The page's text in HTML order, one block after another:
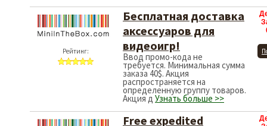
Рейтинг:
Бесплатная доставка
аксессуаров для
видеоигр!
Ввод промо-кода не
требуется. Минимальная сумма
заказа 40$. Акция
распространяется на
определенную группу товаров.
Акция д Узнать больше >>
Free expedited